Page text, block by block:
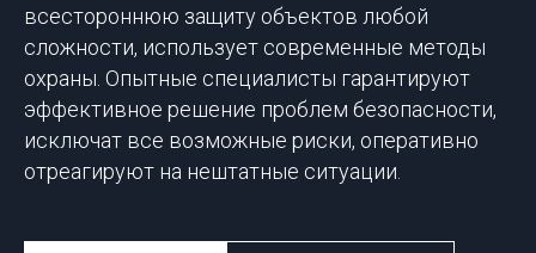
всестороннюю защиту объектов любой
сложности, использует современные методы
охраны. Опытные специалисты гарантируют
эффективное решение проблем безопасности,
исключат все возможные риски, оперативно
отреагируют на нештатные ситуации.